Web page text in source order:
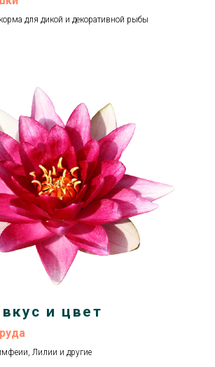
для дикой и декоративной рыбы
и цвет
Лилии и другие